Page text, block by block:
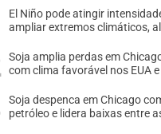
El Niño pode atingir
ampliar extremos climáticos,
Soja amplia perdas em
com clima favorável nos EUA
Soja despenca em Chicago
petróleo e lidera baixas entre